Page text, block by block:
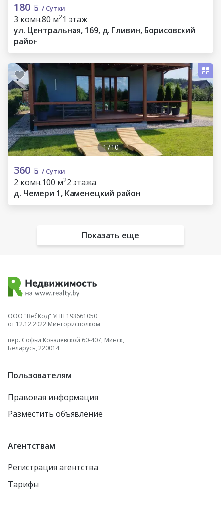
180 / Сутки
3 комн.80 м21 этаж
ул. Центральная, 169, д. Гливин, Борисовский
район
1/10
360 / Сутки
2 комн.100 м22 этажа
д. Чемери 1, Каменецкий район
Показать еще
ООО "ВебКод" УНП 193661050
от 12.12.2022 Мингорисполком
пер. Софьи Ковалевской 60-407, Минск,
Беларусь, 220014
Пользователям
Правовая информация
Разместить объявление
Агентствам
Регистрация агентства
Тарифы